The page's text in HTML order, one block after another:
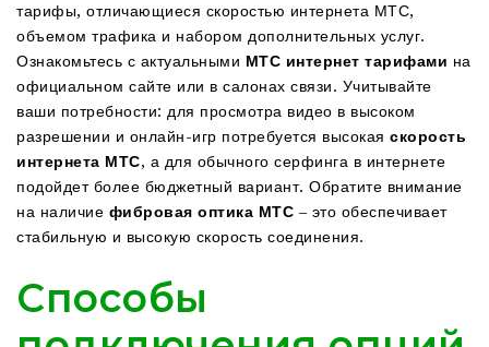
тарифы, отличающиеся скоростью интернета МТС,
объемом трафика и набором дополнительных услуг.
Ознакомьтесь с актуальными МТС интернет тарифами на
официальном сайте или в салонах связи. Учитывайте
ваши потребности: для просмотра видео в высоком
разрешении и онлайн-игр потребуется высокая скорость
интернета МТС, а для обычного серфинга в интернете
подойдет более бюджетный вариант. Обратите внимание
на наличие фибровая оптика МТС – это обеспечивает
стабильную и высокую скорость соединения.
Способы